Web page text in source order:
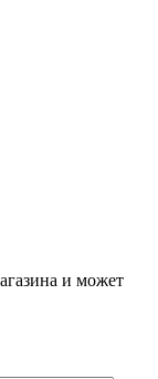
и может